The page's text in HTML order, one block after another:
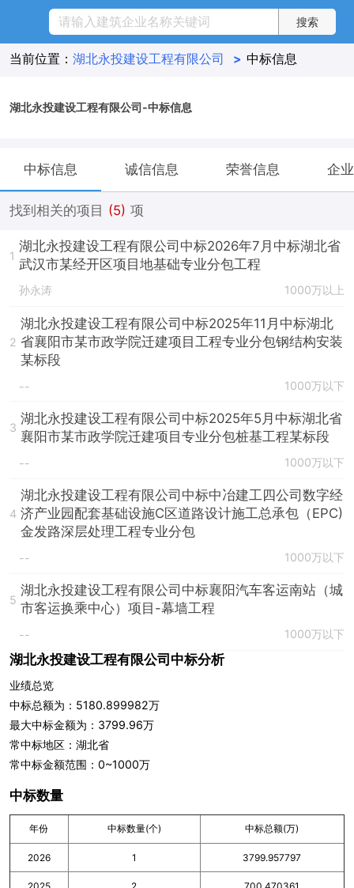
当前位置： 湖北永投建设工程有限公司 > 中标信息
湖北永投建设工程有限公司-中标信息
中标信息 诚信信息 荣誉信息 企
找到相关的项目 (5) 项
1
湖北永投建设工程有限公司中标2026年7月中标湖北省
武汉市某经开区项目地基础专业分包工程
孙永涛 1000万以上
2
湖北永投建设工程有限公司中标2025年11月中标湖北
省襄阳市某市政学院迁建项目工程专业分包钢结构安装
某标段
-- 1000万以下
3
湖北永投建设工程有限公司中标2025年5月中标湖北省
襄阳市某市政学院迁建项目专业分包桩基工程某标段
-- 1000万以下
4
湖北永投建设工程有限公司中标中冶建工四公司数字经
济产业园配套基础设施C区道路设计施工总承包（EPC)
金发路深层处理工程专业分包
-- 1000万以下
5
湖北永投建设工程有限公司中标襄阳汽车客运南站（城
市客运换乘中心）项目-幕墙工程
-- 1000万以下
湖北永投建设工程有限公司中标分析
业绩总览
中标总额为：5180.899982万
最大中标金额为：3799.96万
常中标地区：湖北省
常中标金额范围：0~1000万
中标数量
年份 中标数量(个) 中标总额(万)
2026 1 3799.957797